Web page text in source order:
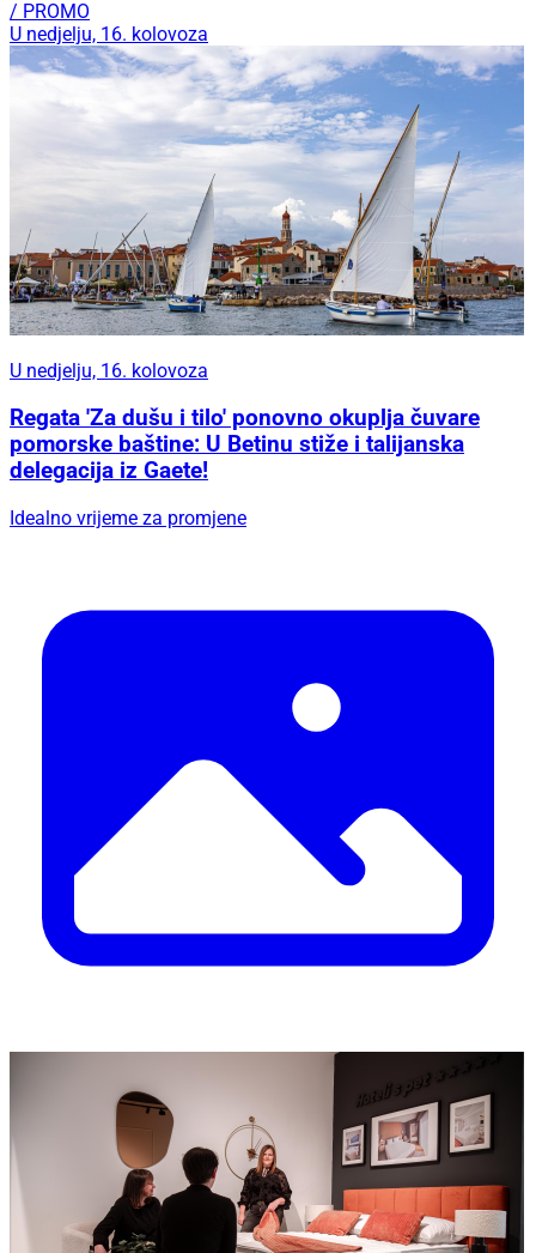
/ PROMO
U nedjelju, 16. kolovoza
U nedjelju, 16. kolovoza
Regata 'Za dušu i tilo' ponovno okuplja čuvare
pomorske baštine: U Betinu stiže i talijanska
delegacija iz Gaete!
Idealno vrijeme za promjene